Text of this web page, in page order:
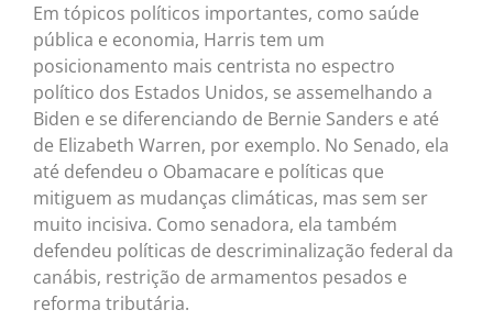
Em tópicos políticos importantes, como saúde
pública e economia, Harris tem um
posicionamento mais centrista no espectro
político dos Estados Unidos, se assemelhando a
Biden e se diferenciando de Bernie Sanders e até
de Elizabeth Warren, por exemplo. No Senado, ela
até defendeu o Obamacare e políticas que
mitiguem as mudanças climáticas, mas sem ser
muito incisiva. Como senadora, ela também
defendeu políticas de descriminalização federal da
canábis, restrição de armamentos pesados e
reforma tributária.